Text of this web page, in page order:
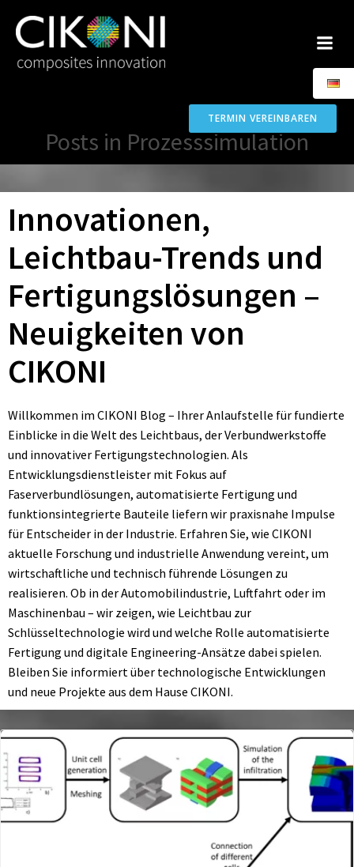
TERMIN VEREINBAREN
Posts in Prozesssimulation
Innovationen,
Leichtbau-Trends und
Fertigungslösungen –
Neuigkeiten von
CIKONI
Willkommen im CIKONI Blog – Ihrer Anlaufstelle für fundierte
Einblicke in die Welt des Leichtbaus, der Verbundwerkstoffe
und innovativer Fertigungstechnologien. Als
Entwicklungsdienstleister mit Fokus auf
Faserverbundlösungen, automatisierte Fertigung und
funktionsintegrierte Bauteile liefern wir praxisnahe Impulse
für Entscheider in der Industrie. Erfahren Sie, wie CIKONI
aktuelle Forschung und industrielle Anwendung vereint, um
wirtschaftliche und technisch führende Lösungen zu
realisieren. Ob in der Automobilindustrie, Luftfahrt oder im
Maschinenbau – wir zeigen, wie Leichtbau zur
Schlüsseltechnologie wird und welche Rolle automatisierte
Fertigung und digitale Engineering-Ansätze dabei spielen.
Bleiben Sie informiert über technologische Entwicklungen
und neue Projekte aus dem Hause CIKONI.